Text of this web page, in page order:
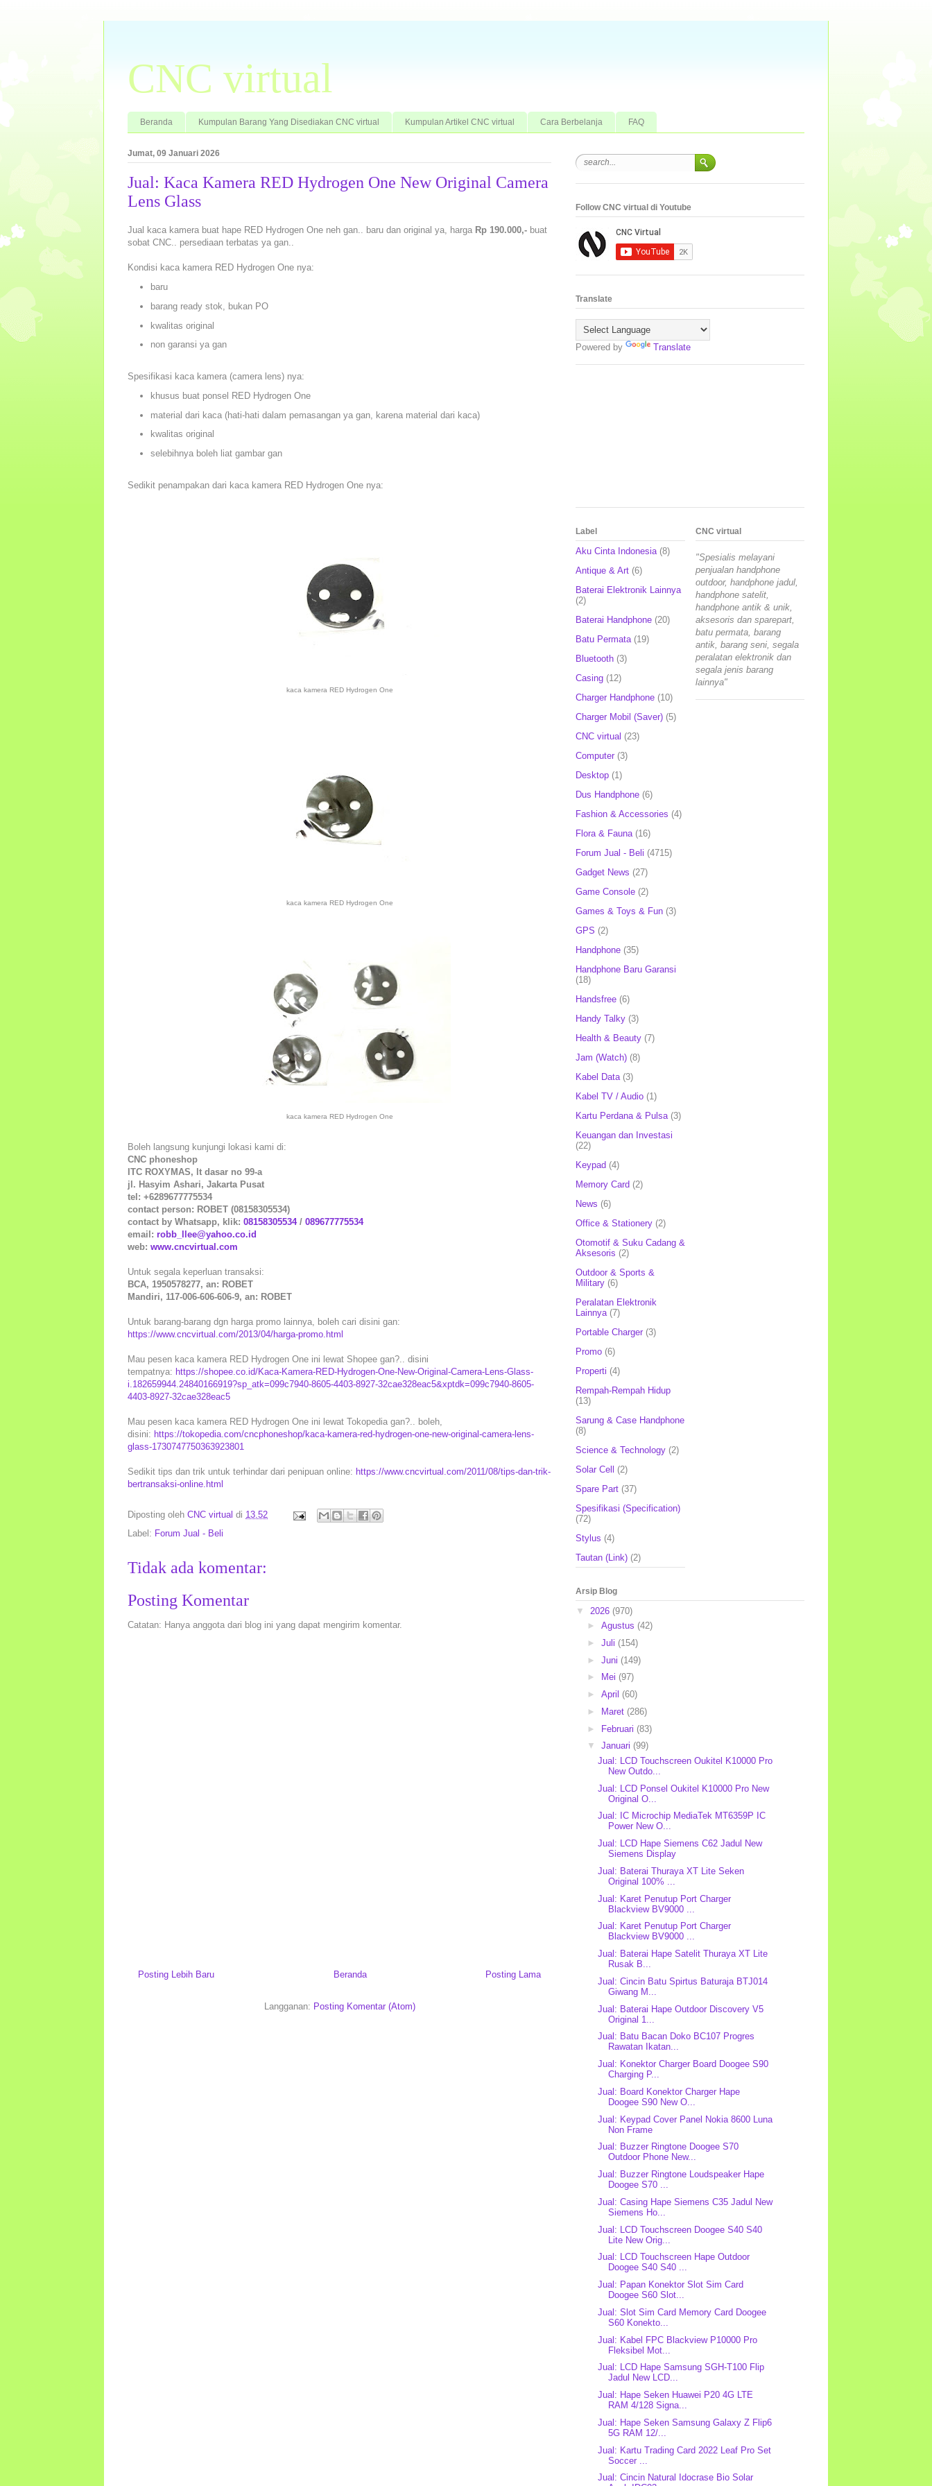
CNC virtual
Beranda Kumpulan Barang Yang Disediakan CNC virtual Kumpulan Artikel CNC virtual Cara Berbelanja FAQ
Jumat, 09 Januari 2026
Jual: Kaca Kamera RED Hydrogen One New Original Camera
Lens Glass
Jual kaca kamera buat hape RED Hydrogen One neh gan.. baru dan original ya, harga Rp 190.000,- buat
sobat CNC.. persediaan terbatas ya gan..
Kondisi kaca kamera RED Hydrogen One nya:
baru
barang ready stok, bukan PO
kwalitas original
non garansi ya gan
Spesifikasi kaca kamera (camera lens) nya:
khusus buat ponsel RED Hydrogen One
material dari kaca (hati-hati dalam pemasangan ya gan, karena material dari kaca)
kwalitas original
selebihnya boleh liat gambar gan
Sedikit penampakan dari kaca kamera RED Hydrogen One nya:
kaca kamera RED Hydrogen One
kaca kamera RED Hydrogen One
kaca kamera RED Hydrogen One
Boleh langsung kunjungi lokasi kami di:
CNC phoneshop
ITC ROXYMAS, lt dasar no 99-a
jl. Hasyim Ashari, Jakarta Pusat
tel: +6289677775534
contact person: ROBET (08158305534)
contact by Whatsapp, klik: 08158305534/ 089677775534
email: robb_llee@yahoo.co.id
web: www.cncvirtual.com
Untuk segala keperluan transaksi:
BCA, 1950578277, an: ROBET
Mandiri, 117-006-606-606-9, an: ROBET
Untuk barang-barang dgn harga promo lainnya, boleh cari disini gan:
https://www.cncvirtual.com/2013/04/harga-promo.html
Mau pesen kaca kamera RED Hydrogen One ini lewat Shopee gan?.. disini
tempatnya: https://shopee.co.id/Kaca-Kamera-RED-Hydrogen-One-New-Original-Camera-Lens-Glass-
i.182659944.24840166919?sp_atk=099c7940-8605-4403-8927-32cae328eac5&xptdk=099c7940-8605-
4403-8927-32cae328eac5
Mau pesen kaca kamera RED Hydrogen One ini lewat Tokopedia gan?.. boleh,
disini: https://tokopedia.com/cncphoneshop/kaca-kamera-red-hydrogen-one-new-original-camera-lens-
glass-1730747750363923801
Sedikit tips dan trik untuk terhindar dari penipuan online: https://www.cncvirtual.com/2011/08/tips-dan-trik-
bertransaksi-online.html
Diposting oleh CNC virtual di 13.52
Label: Forum Jual - Beli
Tidak ada komentar:
Posting Komentar
Catatan: Hanya anggota dari blog ini yang dapat mengirim komentar.
Posting Lebih Baru Posting Lama
Beranda
Langganan: Posting Komentar (Atom)
Follow CNC virtual di Youtube
Translate
Powered by Translate
Label
Aku Cinta Indonesia (8)
Antique & Art (6)
Baterai Elektronik Lainnya
(2)
Baterai Handphone (20)
Batu Permata (19)
Bluetooth (3)
Casing (12)
Charger Handphone (10)
Charger Mobil (Saver) (5)
CNC virtual (23)
Computer (3)
Desktop (1)
Dus Handphone (6)
Fashion & Accessories (4)
Flora & Fauna (16)
Forum Jual - Beli (4715)
Gadget News (27)
Game Console (2)
Games & Toys & Fun (3)
GPS (2)
Handphone (35)
Handphone Baru Garansi
(18)
Handsfree (6)
Handy Talky (3)
Health & Beauty (7)
Jam (Watch) (8)
Kabel Data (3)
Kabel TV / Audio (1)
Kartu Perdana & Pulsa (3)
Keuangan dan Investasi
(22)
Keypad (4)
Memory Card (2)
News (6)
Office & Stationery (2)
Otomotif & Suku Cadang &
Aksesoris (2)
Outdoor & Sports &
Military (6)
Peralatan Elektronik
Lainnya (7)
Portable Charger (3)
Promo (6)
Properti (4)
Rempah-Rempah Hidup
(13)
Sarung & Case Handphone
(8)
Science & Technology (2)
Solar Cell (2)
Spare Part (37)
Spesifikasi (Specification)
(72)
Stylus (4)
Tautan (Link) (2)
CNC virtual
"Spesialis melayani
penjualan handphone
outdoor, handphone jadul,
handphone satelit,
handphone antik & unik,
aksesoris dan sparepart,
batu permata, barang
antik, barang seni, segala
peralatan elektronik dan
segala jenis barang
lainnya"
Arsip Blog
▼ 2026 (970)
► Agustus (42)
► Juli (154)
► Juni (149)
►
Mei (97)
► April (60)
►
Maret (286)
► Februari (83)
▼ Januari (99)
Jual: LCD Touchscreen Oukitel K10000 Pro
New Outdo...
Jual: LCD Ponsel Oukitel K10000 Pro New
Original O...
Jual: IC Microchip MediaTek MT6359P IC
Power New O...
Jual: LCD Hape Siemens C62 Jadul New
Siemens Display
Jual: Baterai Thuraya XT Lite Seken
Original 100% ...
Jual: Karet Penutup Port Charger
Blackview BV9000 ...
Jual: Karet Penutup Port Charger
Blackview BV9000 ...
Jual: Baterai Hape Satelit Thuraya XT Lite
Rusak B...
Jual: Cincin Batu Spirtus Baturaja BTJ014
Giwang M...
Jual: Baterai Hape Outdoor Discovery V5
Original 1...
Jual: Batu Bacan Doko BC107 Progres
Rawatan Ikatan...
Jual: Konektor Charger Board Doogee S90
Charging P...
Jual: Board Konektor Charger Hape
Doogee S90 New O...
Jual: Keypad Cover Panel Nokia 8600 Luna
Non Frame
Jual: Buzzer Ringtone Doogee S70
Outdoor Phone New...
Jual: Buzzer Ringtone Loudspeaker Hape
Doogee S70 ...
Jual: Casing Hape Siemens C35 Jadul New
Siemens Ho...
Jual: LCD Touchscreen Doogee S40 S40
Lite New Orig...
Jual: LCD Touchscreen Hape Outdoor
Doogee S40 S40 ...
Jual: Papan Konektor Slot Sim Card
Doogee S60 Slot...
Jual: Slot Sim Card Memory Card Doogee
S60 Konekto...
Jual: Kabel FPC Blackview P10000 Pro
Fleksibel Mot...
Jual: LCD Hape Samsung SGH-T100 Flip
Jadul New LCD...
Jual: Hape Seken Huawei P20 4G LTE
RAM 4/128 Signa...
Jual: Hape Seken Samsung Galaxy Z Flip6
5G RAM 12/...
Jual: Kartu Trading Card 2022 Leaf Pro Set
Soccer ...
Jual: Cincin Natural Idocrase Bio Solar